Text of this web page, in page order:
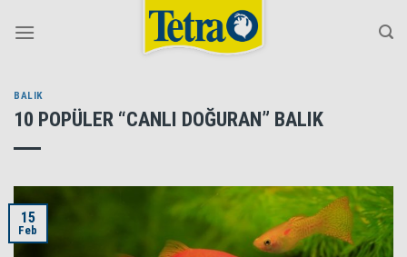
BALIK
10 POPÜLER “CANLI DOĞURAN” BALIK
15
Feb